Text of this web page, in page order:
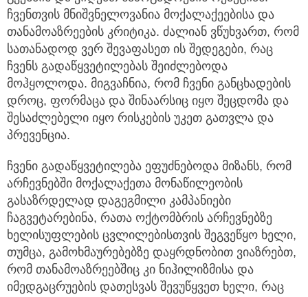
ჩვენთვის მნიშვნელოვანია მოქალაქეებისა და
თანამოაზრეების კრიტიკა. ძალიან ვწუხვართ, რომ
სათანადოდ ვერ შევაფასეთ ის შედეგები, რაც
ჩვენს გადაწყვეტილებას შეიძლებოდა
მოჰყოლოდა. მიგვაჩნია, რომ ჩვენი განცხადების
დროც, ფორმაცა და შინაარსიც იყო შეცდომა და
შესაძლებელი იყო რისკების უკეთ გათვლა და
პრევენცია.
ჩვენი გადაწყვეტილება ეფუძნებოდა მიზანს, რომ
არჩევნებში მოქალაქეთა მონაწილეობის
გასაზრდელად დაგეგმილი კამპანიები
ჩაგვეტარებინა, რათა ოქტომბრის არჩევნებზე
ხელისუფლების ცვლილებისთვის შეგვეწყო ხელი,
თუმცა, გამოხმაურებებზე დაყრდნობით ვიაზრებთ,
რომ თანამოაზრეებშიც კი ნიჰილიზმისა და
იმედგაცრუების დათესვას შევუწყვეთ ხელი, რაც